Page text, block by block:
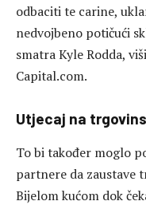
odbaciti te carine,
nedvojbeno potičući
smatra Kyle Rodda,
Capital.com.
Utjecaj na
To bi također moglo
partnere da zaustave
Bijelom kućom dok